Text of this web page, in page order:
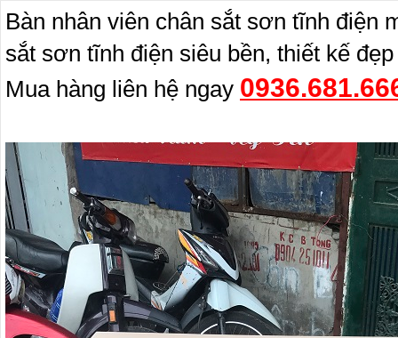
Bàn nhân viên chân sắt sơn tĩnh điện
sắt sơn tĩnh điện siêu bền, thiết kế
Mua hàng liên hệ ngay